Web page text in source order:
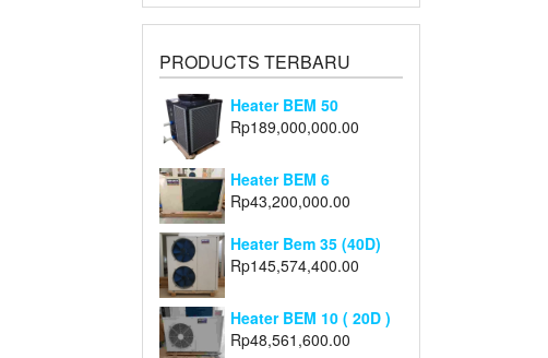
PRODUCTS TERBARU
Heater BEM 50
Rp189,000,000.00
Heater BEM 6
Rp43,200,000.00
Heater Bem 35 (40D)
Rp145,574,400.00
Heater BEM 10 ( 20D )
Rp48,561,600.00